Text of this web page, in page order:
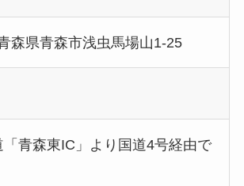
森県青森市浅虫馬場山1-25
青森東IC」より国道4号経由で